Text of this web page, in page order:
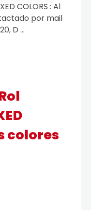
colores
COLORS : Al
por mail
D ...